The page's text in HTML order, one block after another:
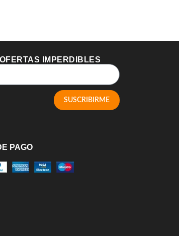
IMPERDIBLES
SUSCRIBIRME
PAGO